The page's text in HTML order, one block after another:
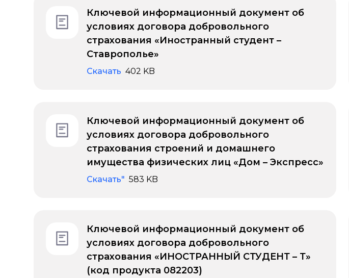
Ключевой информационный документ об
условиях договора добровольного
страхования «Иностранный студент –
Ставрополье»
Скачать 402 KB
Ключевой информационный документ об
условиях договора добровольного
страхования строений и домашнего
имущества физических лиц «Дом – Экспресс»
Скачать" 583 KB
Ключевой информационный документ об
условиях договора добровольного
страхования «ИНОСТРАННЫЙ СТУДЕНТ – Т»
(код продукта 082203)